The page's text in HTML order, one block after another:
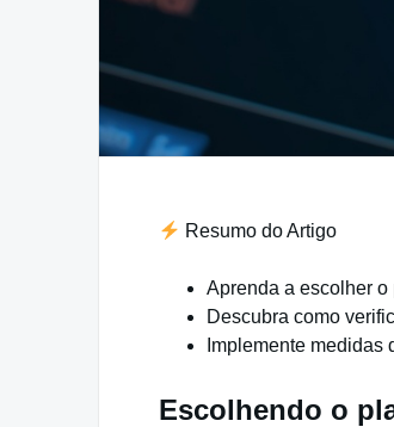
Resumo do Artigo
Aprenda a escolher
Descubra como
Implemente medidas
Escolhendo o